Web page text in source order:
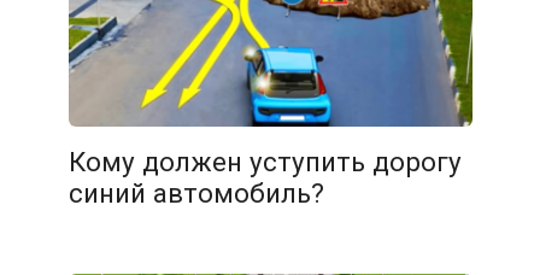
08.02.2026
Кому должен уступить дорогу
синий автомобиль?